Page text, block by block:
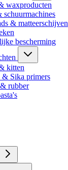
waxproducten
schuurmachines
& matteerschijven
bescherming
kitten
& Sika primers
rubber